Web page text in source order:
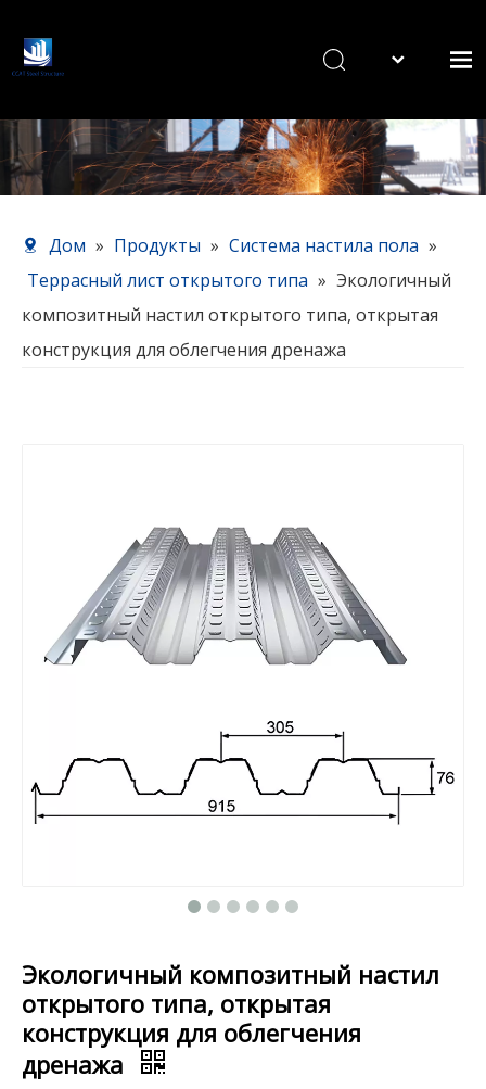
Продукты
О нас
Связаться с нами
Дом » Продукты » Система настила пола »
Террасный лист открытого типа » Экологичный
композитный настил открытого типа, открытая
конструкция для облегчения дренажа
Экологичный композитный настил
открытого типа, открытая
конструкция для облегчения
дренажа